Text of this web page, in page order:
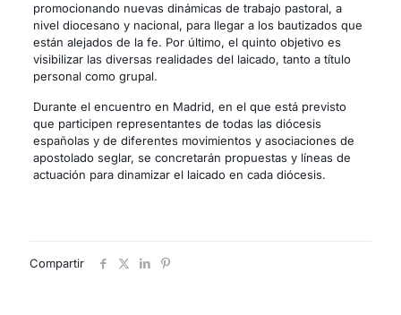
promocionando nuevas dinámicas de trabajo pastoral, a
nivel diocesano y nacional, para llegar a los bautizados que
están alejados de la fe. Por último, el quinto objetivo es
visibilizar las diversas realidades del laicado, tanto a título
personal como grupal.
Durante el encuentro en Madrid, en el que está previsto
que participen representantes de todas las diócesis
españolas y de diferentes movimientos y asociaciones de
apostolado seglar, se concretarán propuestas y líneas de
actuación para dinamizar el laicado en cada diócesis.
Compartir